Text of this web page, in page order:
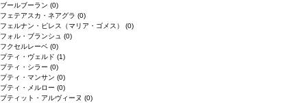
ブールブーラン (0)
フェテアスカ・ネアグラ (0)
フェルナン・ピレス（マリア・ゴメス） (0)
フォル・ブランシュ (0)
フクセルレーベ (0)
プティ・ヴェルド (1)
プティ・シラー (0)
プティ・マンサン (0)
プティ・メルロー (0)
プティット・アルヴィーヌ (0)